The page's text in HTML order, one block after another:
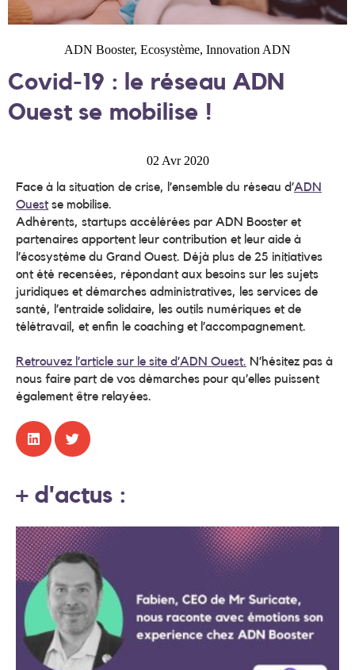
ADN Booster, Ecosystème, Innovation ADN
Covid-19 : le réseau ADN
Ouest se mobilise !
02 Avr 2020
Face à la situation de crise, l’ensemble du réseau d’ADN
Ouest se mobilise.
Adhérents, startups accélérées par ADN Booster et
partenaires apportent leur contribution et leur aide à
l’écosystème du Grand Ouest. Déjà plus de 25 initiatives
ont été recensées, répondant aux besoins sur les sujets
juridiques et démarches administratives, les services de
santé, l’entraide solidaire, les outils numériques et de
télétravail, et enfin le coaching et l’accompagnement.
Retrouvez l’article sur le site d’ADN Ouest. N’hésitez pas à
nous faire part de vos démarches pour qu’elles puissent
également être relayées.
+ d'actus :